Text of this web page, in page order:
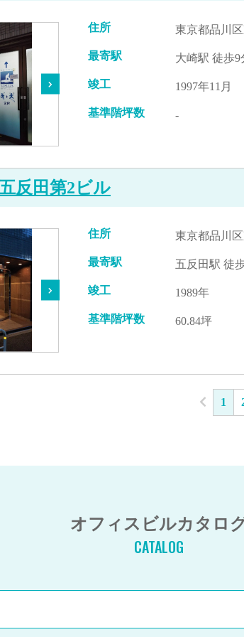
住所 東京都品川
最寄駅 大崎駅 徒歩9
竣工 1997年11月
基準階坪数 -
反田第2ビル
住所 東京都品川
最寄駅 五反田駅 徒
竣工 1989年
基準階坪数 60.84坪
1
オフィスビルカタロ
CATALOG